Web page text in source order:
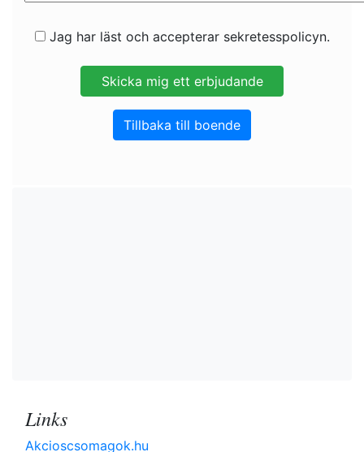
Jag har läst och accepterar sekretesspolicyn.
Tillbaka till boende
Links
Akcioscsomagok.hu